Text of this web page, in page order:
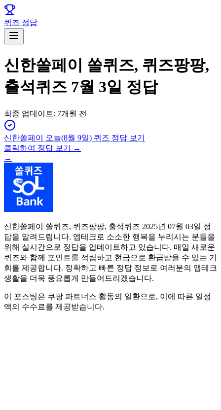
퀴즈 정답
신한쏠페이 쏠퀴즈, 퀴즈팡팡,
출석퀴즈 7월 3일 정답
최종 업데이트: 7개월 전
신한쏠페이 오늘(8월 9일) 퀴즈 정답 보기
클릭하여 정답 보기 →
→
신한쏠페이 쏠퀴즈, 퀴즈팡팡, 출석퀴즈 2025년 07월 03일 정
답을 알려드립니다. 앱테크로 소소한 행복을 누리시는 분들을
위해 실시간으로 정답을 업데이트하고 있습니다. 매일 새로운
퀴즈와 함께 포인트를 적립하고 현금으로 환급받을 수 있는 기
회를 제공합니다. 정확하고 빠른 정답 정보로 여러분의 앱테크
생활을 더욱 풍요롭게 만들어드리겠습니다.
이 포스팅은 쿠팡 파트너스 활동의 일환으로, 이에 따른 일정
액의 수수료를 제공받습니다.